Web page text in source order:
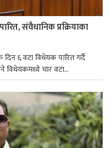
संवैधानिक प्रक्रियाका
दिन ६ वटा विधेयक पारित गर्दै
विधेयकमध्ये चार वटा...